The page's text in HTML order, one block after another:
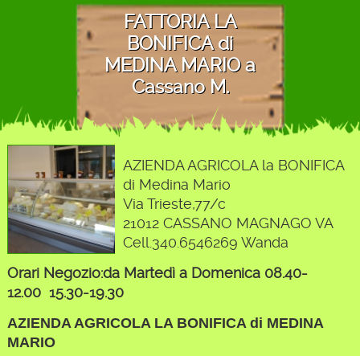
FATTORIA LA
BONIFICA di
MEDINA MARIO a
Cassano M.
AZIENDA AGRICOLA la BONIFICA
di Medina Mario
Via Trieste,77/c
21012 CASSANO MAGNAGO VA
Cell.340.6546269 Wanda
Orari Negozio:da Martedì a Domenica 08.40-
12.00 15.30-19.30
AZIENDA AGRICOLA LA BONIFICA di MEDINA
MARIO